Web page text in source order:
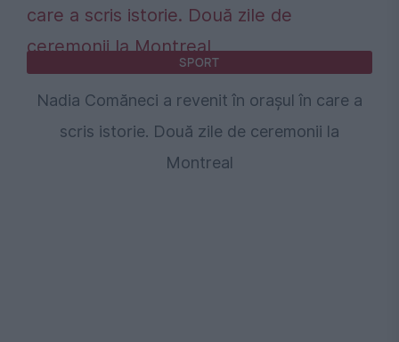
SPORT
Nadia Comăneci a revenit în orașul în care a
scris istorie. Două zile de ceremonii la
Montreal